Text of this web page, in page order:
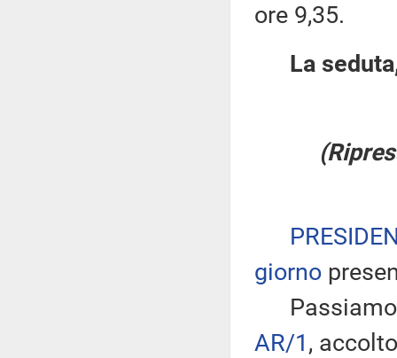
ore 9,35.
La
giorno
Passiamo
AR/1,